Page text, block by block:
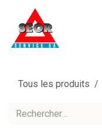
Se rendre au contenu
Tous les produits